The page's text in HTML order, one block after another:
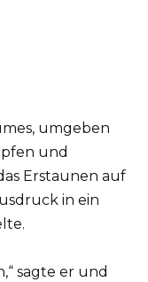
umgeben
und
Erstaunen auf
in ein
sagte er und